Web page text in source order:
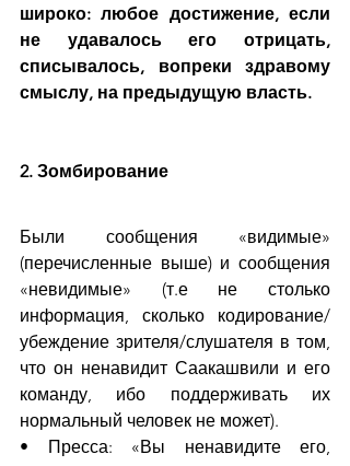
широко: любое достижение, если
не удавалось его отрицать,
списывалось, вопреки здравому
смыслу, на предыдущую власть.
2. Зомбирование
Были сообщения «видимые»
(перечисленные выше) и сообщения
«невидимые» (т.е не столько
информация, сколько кодирование/
убеждение зрителя/слушателя в том,
что он ненавидит Саакашвили и его
команду, ибо поддерживать их
нормальный человек не может).
• Пресса: «Вы ненавидите его,